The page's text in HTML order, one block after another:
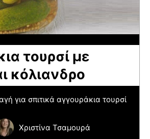
τουρσί με
κόλιανδρο
για σπιτικά αγγουράκια τουρσί
Χριστίνα Τσαμουρά